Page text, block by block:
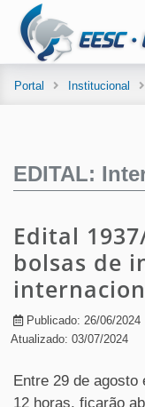
Portal Institucional
EDITAL:
Edital
bolsas de
Publicado: 26/06/2024
Atualizado: 03/07/2024
Entre 29 de agosto
12 horas, ficarão